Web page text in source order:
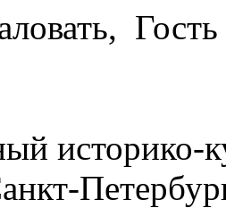
Гость
историко-